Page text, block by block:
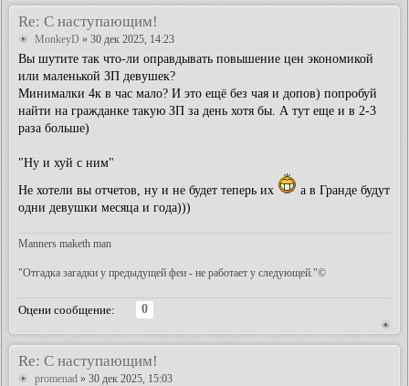
Re: С наступающим!
MonkeyD » 30 дек 2025, 14:23
Вы шутите так что-ли оправдывать повышение цен экономикой
или маленькой ЗП девушек?
Минималки 4к в час мало? И это ещё без чая и допов) попробуй
найти на гражданке такую ЗП за день хотя бы. А тут еще и в 2-3
раза больше)
"Ну и хуй с ним"
Не хотели вы отчетов, ну и не будет теперь их
а в Гранде будут
одни девушки месяца и года)))
Manners maketh man
"Отгадка загадки у предыдущей феи - не работает у следующей."©
Оцени сообщение:
0
Re: С наступающим!
promenad » 30 дек 2025, 15:03